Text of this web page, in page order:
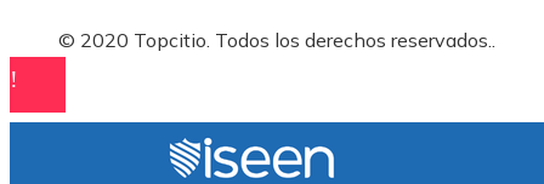
© 2020 Topcitio. Todos los derechos reservados..